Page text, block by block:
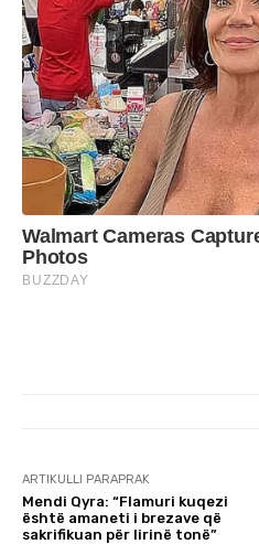
ARTIKULLI PARAPRAK
Mendi Qyra: “Flamuri kuqezi
është amaneti i brezave që
sakrifikuan për lirinë tonë”